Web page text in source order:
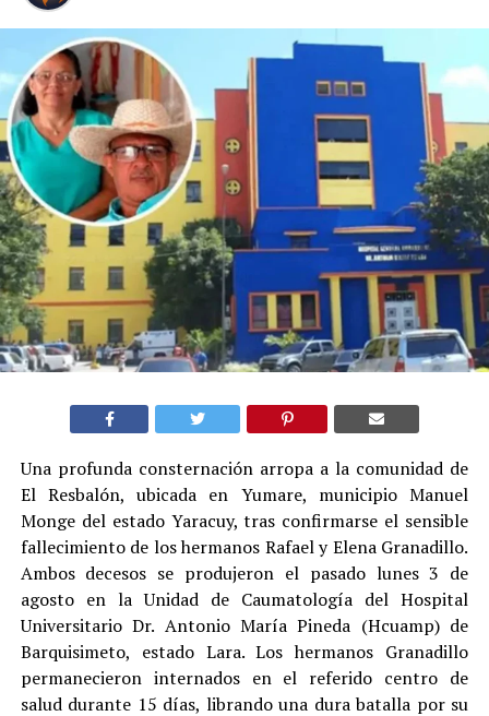
Una profunda consternación arropa a la comunidad de
El Resbalón, ubicada en Yumare, municipio Manuel
Monge del estado Yaracuy, tras confirmarse el sensible
fallecimiento de los hermanos Rafael y Elena Granadillo.
Ambos decesos se produjeron el pasado lunes 3 de
agosto en la Unidad de Caumatología del Hospital
Universitario Dr. Antonio María Pineda (Hcuamp) de
Barquisimeto, estado Lara. Los hermanos Granadillo
permanecieron internados en el referido centro de
salud durante 15 días, librando una dura batalla por su